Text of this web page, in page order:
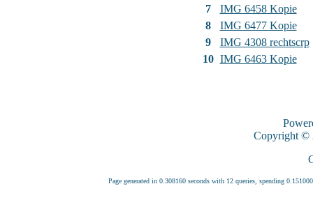
7
IMG 6458 Kopie
8
IMG 6477 Kopie
9
IMG 4308 rechtscrp
10 IMG 6463 Kopie
Copyright ©
Page generated in 0.308160 seconds with 12 queries, spending